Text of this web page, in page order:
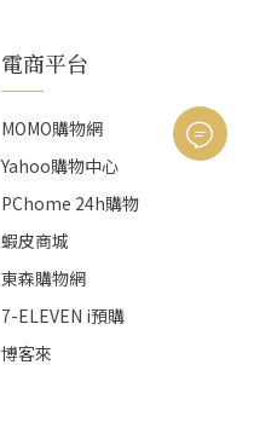
電商平台
MOMO購物網
Yahoo購物中心
PChome 24h購物
蝦皮商城
東森購物網
7-ELEVEN i預購
博客來